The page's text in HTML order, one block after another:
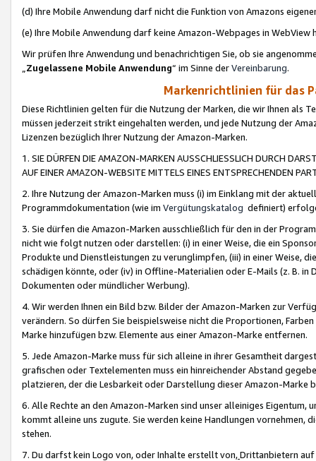
(d) Ihre Mobile Anwendung darf nicht die Funktion von Amazons
(e) Ihre Mobile Anwendung darf keine Amazon-Webpages in WebView
Wir prüfen Ihre Anwendung und benachrichtigen Sie, ob sie
„Zugelassene Mobile Anwendung“ im Sinne derVereinbarung.
Markenrichtlinien für das
Diese Richtlinien gelten für die Nutzung der Marken, die wir Ihnen als
müssen jederzeit strikt eingehalten werden, und jede Nutzung der
Lizenzen bezüglich Ihrer Nutzung der Amazon-Marken.
1. SIE DÜRFEN DIE AMAZON-MARKEN AUSSCHLIESSLICH DURCH
AUF EINER AMAZON-WEBSITE MITTELS EINES ENTSPRECHENDEN
2. Ihre Nutzung der Amazon-Marken muss (i) im Einklang mit der
Programmdokumentation (wie im Vergütungskatalog definiert)
3. Sie dürfen die Amazon-Marken ausschließlich für den in der
nicht wie folgt nutzen oder darstellen: (i) in einer Weise, die ein
Produkte und Dienstleistungen zu verunglimpfen, (iii) in einer Weise,
schädigen könnte, oder (iv) in Offline-Materialien oder E-Mails (z. B. in
Dokumenten oder mündlicher Werbung).
4. Wir werden Ihnen ein Bild bzw. Bilder der Amazon-Marken zur
verändern. So dürfen Sie beispielsweise nicht die Proportionen,
Marke hinzufügen bzw. Elemente aus einer Amazon-Marke entfernen.
5. Jede Amazon-Marke muss für sich alleine in ihrer Gesamtheit
grafischen oder Textelementen muss ein hinreichender Abstand
platzieren, der die Lesbarkeit oder Darstellung dieser Amazon-Marke
6. Alle Rechte an den Amazon-Marken sind unser alleiniges
kommt alleine uns zugute. Sie werden keine Handlungen vornehmen,
stehen.
7. Du darfst kein Logo von, oder Inhalte erstellt von,Drittanbietern auf